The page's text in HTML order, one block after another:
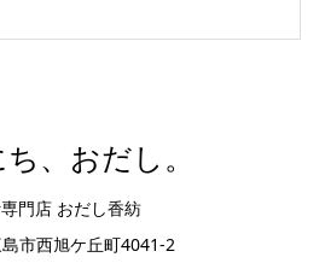
、おだし。
門店 おだし香紡
市西旭ケ丘町4041-2